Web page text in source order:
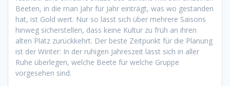
Beeten, in die man Jahr für Jahr einträgt, was wo gestanden
hat, ist Gold wert. Nur so lässt sich über mehrere Saisons
hinweg sicherstellen, dass keine Kultur zu früh an ihren
alten Platz zurückkehrt. Der beste Zeitpunkt für die Planung
ist der Winter: In der ruhigen Jahreszeit lässt sich in aller
Ruhe überlegen, welche Beete für welche Gruppe
vorgesehen sind.